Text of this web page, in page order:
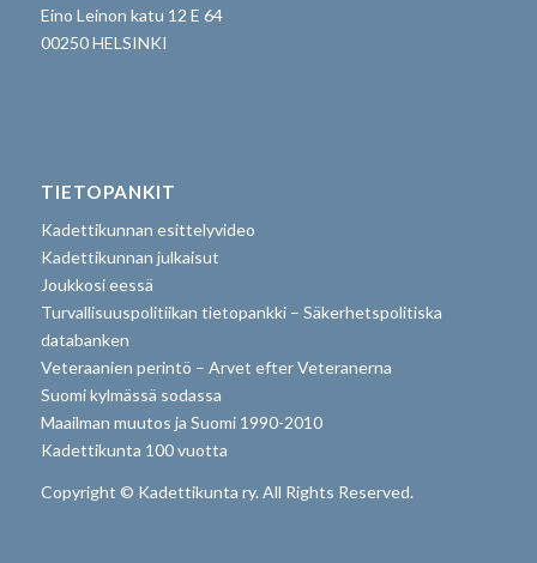
Eino Leinon katu 12 E 64
00250 HELSINKI
TIETOPANKIT
Kadettikunnan esittelyvideo
Kadettikunnan julkaisut
Joukkosi eessä
Turvallisuuspolitiikan tietopankki – Säkerhetspolitiska
databanken
Veteraanien perintö – Arvet efter Veteranerna
Suomi kylmässä sodassa
Maailman muutos ja Suomi 1990-2010
Kadettikunta 100 vuotta
Copyright © Kadettikunta ry. All Rights Reserved.